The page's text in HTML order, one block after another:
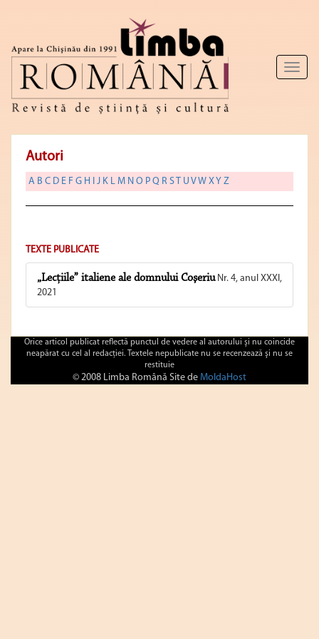
Toggle
Autori
A B C D E F G H I J K L M N O P Q R S T U VW X Y Z
TEXTE PUBLICATE
„Lecţiile” italiene ale domnului CoşeriuNr. 4, anul XXXI,
2021
Orice articol publicat reflectă punctul de vedere al autorului şi nu coincide
neapărat cu cel al redacţiei. Textele nepublicate nu se recenzează şi nu se
restituie
© 2008 Limba Română Site de MoldaHost